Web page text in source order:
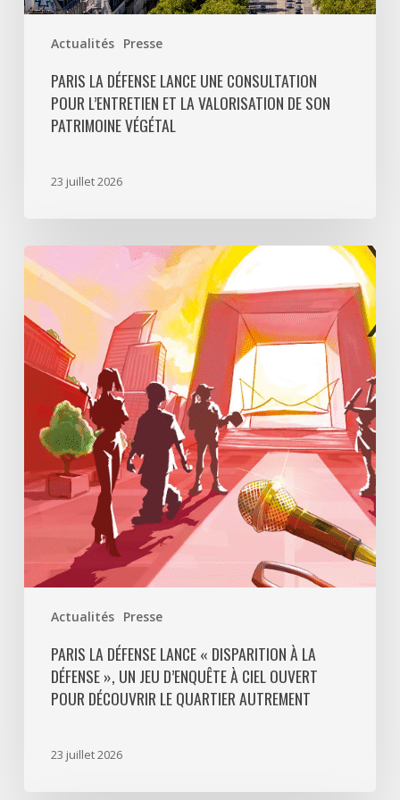
Actualités Presse
végétal
PARIS LA DÉFENSE LANCE UNE CONSULTATION
POUR L’ENTRETIEN ET LA VALORISATION DE SON
PATRIMOINE VÉGÉTAL
23 juillet 2026
Actualités Presse
Paris
La
Défense
lance
«
Disparition
Défense
un
jeu
d’enquête
à
ciel
découvrir
quartier
PARIS LA DÉFENSE LANCE « DISPARITION À LA
DÉFENSE », UN JEU D’ENQUÊTE À CIEL OUVERT
POUR DÉCOUVRIR LE QUARTIER AUTREMENT
23 juillet 2026